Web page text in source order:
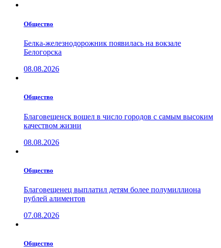
Общество
Белка-железнодорожник появилась на вокзале
Белогорска
08.08.2026
Общество
Благовещенск вошел в число городов с самым высоким
качеством жизни
08.08.2026
Общество
Благовещенец выплатил детям более полумиллиона
рублей алиментов
07.08.2026
Общество